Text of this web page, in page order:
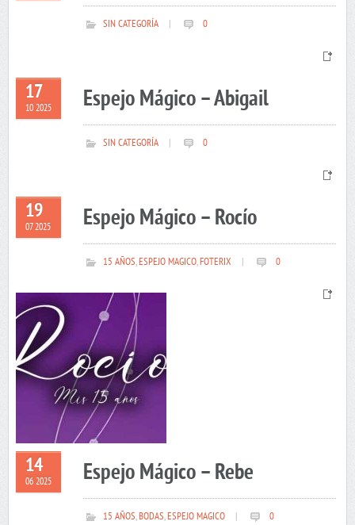
SIN CATEGORÍA 0
17
10 2025 Espejo Mágico – Abigail
SIN CATEGORÍA 0
19
07 2025 Espejo Mágico – Rocío
15 AÑOS,ESPEJO MAGICO,FOTERIX 0
14
06 2025 Espejo Mágico – Rebe
15 AÑOS,BODAS,ESPEJO MAGICO 0